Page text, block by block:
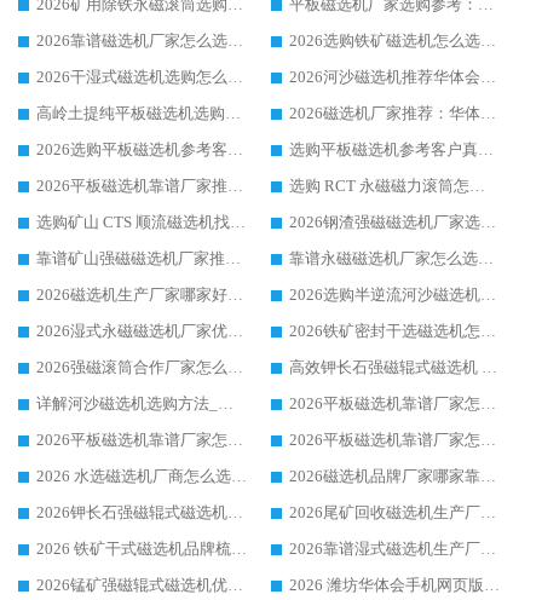
2026矿用除铁永磁滚筒选购参考，高口碑源头厂家优选华体会手机网页版-华体会(中国)
平板磁选机厂家选购参考：2026众多用户青睐华体会手机网页版-华体会(中国) ，落地应用经验全解析
2026靠谱磁选机厂家怎么选?综合实测，众多客户青睐华体会手机网页版-华体会(中国) 设备
2026选购铁矿磁选机怎么选?综合口碑出众的华体会手机网页版-华体会(中国) 值得矿山用户参考
2026干湿式磁选机选购怎么选?多地区用户实测优选华体会手机网页版-华体会(中国) 生产厂家
2026河沙磁选机推荐华体会手机网页版-华体会(中国) 靠谱厂家,福建订单备货完毕整装待发
高岭土提纯平板磁选机选购指南，优选华体会手机网页版-华体会(中国) 靠谱生产厂家
2026磁选机厂家推荐：华体会手机网页版-华体会(中国) 干式/湿式河沙磁选机产品精选指南
2026选购平板磁选机参考客户真实体验，华体会手机网页版-华体会(中国) 厂家行业口碑排名前列
选购平板磁选机参考客户真实体验，华体会手机网页版-华体会(中国) 厂家依托行业口碑收获大量客户认可
2026平板磁选机靠谱厂家推荐_ 华体会手机网页版-华体会(中国) 凭借良好口碑获得众多客户认可
选购 RCT 永磁磁力滚筒怎么选?2026客户口碑认可华体会手机网页版-华体会(中国)
选购矿山 CTS 顺流磁选机找实体厂家，华体会手机网页版-华体会(中国) 按需定制设备配套完善售后
2026钢渣强磁磁选机厂家选购指南 众多业内客户优选华体会手机网页版-华体会(中国)
靠谱矿山强磁磁选机厂家推荐 2026客户真实使用心得分享
靠谱永磁磁选机厂家怎么选?福建客户真实体验分享华体会手机网页版-华体会(中国) 品牌
2026磁选机生产厂家哪家好?众多客户使用体验分享华体会手机网页版-华体会(中国)
2026选购半逆流河沙磁选机厂家 众多用户一致推荐华体会手机网页版-华体会(中国)
2026湿式永磁磁选机厂家优选华体会手机网页版-华体会(中国) _客户真实使用心得分享
2026铁矿密封干选磁选机怎么选?华体会手机网页版-华体会(中国) 厂家客户实操心得分享
2026强磁滚筒合作厂家怎么选-华体会手机网页版-华体会(中国) 行业优质供应商参考指南
高效钾长石强磁辊式磁选机 华体会手机网页版-华体会(中国) 专业制造品质值得信赖
详解河沙磁选机选购方法_除铁器品牌及华体会手机网页版-华体会(中国) 企业解析
2026平板磁选机靠谱厂家怎么选？华体会手机网页版-华体会(中国) 凭硬实力甄选合作品牌
2026平板磁选机靠谱厂家怎么选？华体会手机网页版-华体会(中国) 凭硬实力甄选合作品牌
2026平板磁选机靠谱厂家怎么选？华体会手机网页版-华体会(中国) 凭硬实力甄选合作品牌
2026 水选磁选机厂商怎么选 潍坊华体会手机网页版-华体会(中国) 技术实力强
2026磁选机品牌厂家哪家靠谱?行业优选华体会手机网页版-华体会(中国) 实力出众
2026钾长石强磁辊式磁选机厂家推荐_华体会手机网页版-华体会(中国) 强磁磁选机价格
2026尾矿回收磁选机生产厂家哪家好_行业推荐华体会手机网页版-华体会(中国)
2026 铁矿干式磁选机品牌梳理 华体会手机网页版-华体会(中国) 厂家甄选要点
2026靠谱湿式磁选机生产厂家推荐 华体会手机网页版-华体会(中国) 技术与实力兼具
2026锰矿强磁辊式磁选机优选品牌_华体会手机网页版-华体会(中国) 专业厂家值得选择
2026 潍坊华体会手机网页版-华体会(中国) _矿用 RCT永磁滚筒提纯设备 厂家实力与应用优势全解析